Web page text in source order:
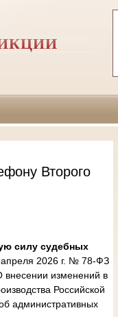
Второго
силу судебных
2026 г. № 78-ФЗ
изменений в
Российской
административных